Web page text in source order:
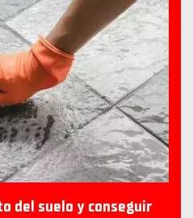
del suelo y conseguir